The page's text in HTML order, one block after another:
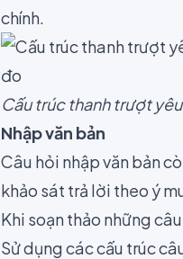
chính.
Cấu trúc thanh trượt
Nhập văn bản
Câu hỏi nhập văn bản
khảo sát trả lời theo ý
Khi soạn thảo những
Sử dụng các cấu trúc